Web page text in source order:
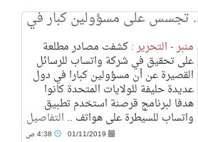
تجسس على مسؤولين كبار في
منبر - التحرير :كشفت مصادر مطلعة
على تحقيق في شركة واتساب للرسائل
القصيرة عن أن مسؤولين كبارا في دول
عديدة حليفة للولايات المتحدة كانوا
هدفا لبرنامج قرصنة استخدم تطبيق
واتساب للسيطرة على هواتف .. التفاصيل
01/11/2019